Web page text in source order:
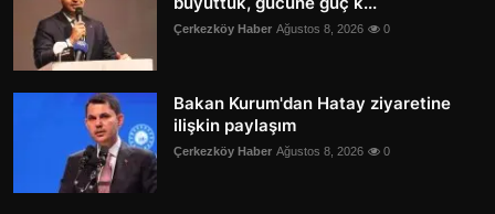
Çerkezköy Haber Ağustos 8, 2026 0
Bakan Kurum'dan Hatay ziyaretine
ilişkin paylaşım
Çerkezköy Haber Ağustos 8, 2026 0